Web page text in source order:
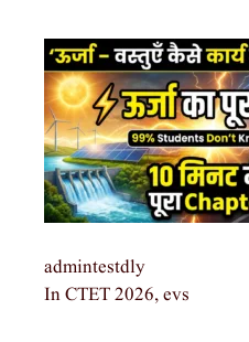
admintestdly
In CTET 2026, evs